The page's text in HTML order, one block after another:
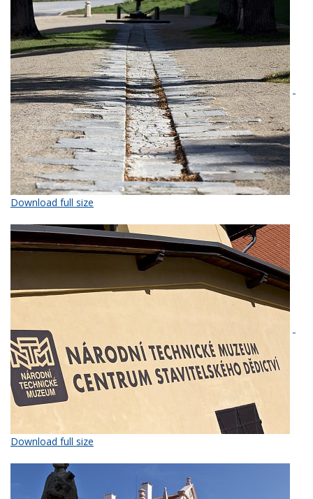
Download full size
Download full size